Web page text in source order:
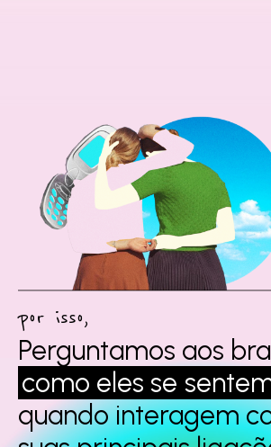
por isso,
Perguntamos aos
como eles se
quando interagem